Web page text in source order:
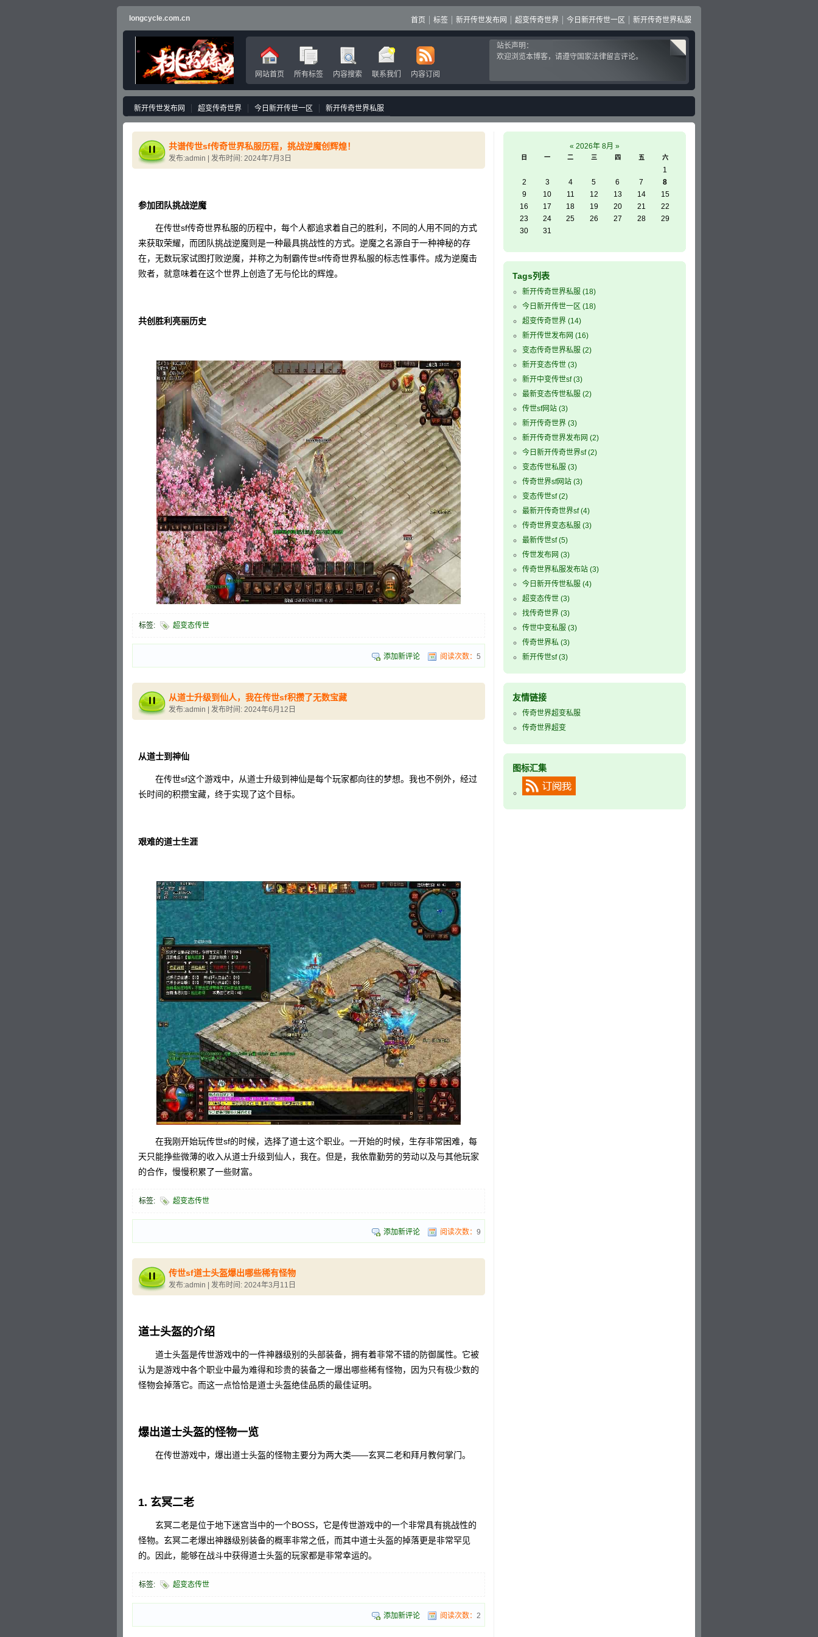
首页 标签 新开传世发布网 超变传奇世界 今日新开传世一区 新开传奇世界私服
longcycle.com.cn
网站首页 所有标签 内容搜索 联系我们 内容订阅
站长声明：
欢迎浏览本博客，请遵守国家法律留言评论。
新开传世发布网 超变传奇世界 今日新开传世一区 新开传奇世界私服
共谱传世sf传奇世界私服历程，挑战逆魔创辉煌！
发布:admin | 发布时间: 2024年7月3日
参加团队挑战逆魔
在传世sf传奇世界私服的历程中，每个人都追求着自己的胜利，不同的人用不同的方式
来获取荣耀，而团队挑战逆魔则是一种最具挑战性的方式。逆魔之名源自于一种神秘的存
在，无数玩家试图打败逆魔，并称之为制霸传世sf传奇世界私服的标志性事件。成为逆魔击
败者，就意味着在这个世界上创造了无与伦比的辉煌。
共创胜利亮丽历史
标签: 超变态传世
添加新评论 阅读次数： 5
从道士升级到仙人，我在传世sf积攒了无数宝藏
发布:admin | 发布时间: 2024年6月12日
从道士到神仙
在传世sf这个游戏中，从道士升级到神仙是每个玩家都向往的梦想。我也不例外，经过
长时间的积攒宝藏，终于实现了这个目标。
艰难的道士生涯
在我刚开始玩传世sf的时候，选择了道士这个职业。一开始的时候，生存非常困难，每
天只能挣些微薄的收入从道士升级到仙人，我在。但是，我依靠勤劳的劳动以及与其他玩家
的合作，慢慢积累了一些财富。
标签: 超变态传世
添加新评论 阅读次数： 9
传世sf道士头盔爆出哪些稀有怪物
发布:admin | 发布时间: 2024年3月11日
道士头盔的介绍
道士头盔是传世游戏中的一件神器级别的头部装备，拥有着非常不错的防御属性。它被
认为是游戏中各个职业中最为难得和珍贵的装备之一爆出哪些稀有怪物，因为只有极少数的
怪物会掉落它。而这一点恰恰是道士头盔绝佳品质的最佳证明。
爆出道士头盔的怪物一览
在传世游戏中，爆出道士头盔的怪物主要分为两大类——玄冥二老和拜月教何掌门。
1. 玄冥二老
玄冥二老是位于地下迷宫当中的一个BOSS，它是传世游戏中的一个非常具有挑战性的
怪物。玄冥二老爆出神器级别装备的概率非常之低，而其中道士头盔的掉落更是非常罕见
的。因此，能够在战斗中获得道士头盔的玩家都是非常幸运的。
标签: 超变态传世
添加新评论 阅读次数： 2
« 2026年 8月 »
日 一 二 三 四 五 六
1
2
3 4 5 6 7
8
9
10 11 12 13 14
15
16
17 18 19 20 21
22
23
24 25 26 27 28
29
30
31
Tags列表
新开传奇世界私服 (18)
今日新开传世一区 (18)
超变传奇世界 (14)
新开传世发布网 (16)
变态传奇世界私服 (2)
新开变态传世 (3)
新开中变传世sf(3)
最新变态传世私服 (2)
传世sf网站 (3)
新开传奇世界 (3)
新开传奇世界发布网 (2)
今日新开传奇世界sf(2)
变态传世私服 (3)
传奇世界sf网站 (3)
变态传世sf(2)
最新开传奇世界sf(4)
传奇世界变态私服 (3)
最新传世sf(5)
传世发布网 (3)
传奇世界私服发布站 (3)
今日新开传世私服 (4)
超变态传世 (3)
找传奇世界 (3)
传世中变私服 (3)
传奇世界私 (3)
新开传世sf(3)
友情链接
传奇世界超变私服
传奇世界超变
图标汇集